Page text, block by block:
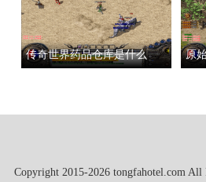
传奇世界药品仓库是什么
Copyright 2015-2026 tongfahotel.com All